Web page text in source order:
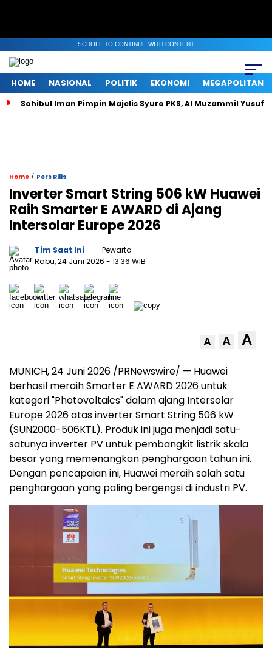
SCROLL TO CONTINUE WITH CONTENT
HOME NASIONAL POLITIK EKONOMI MEGAPOLITAN
Iman Pimpin Majelis Syuro PKS, Al Muzammil Yusuf Resmi
Home / Pers Rilis
Inverter Smart String 506 kW Huawei
Raih Smarter E AWARD di Ajang
Intersolar Europe 2026
Tim Saat Ini
- Pewarta
Rabu, 24 Juni 2026 - 13:36 WIB
A A A
MUNICH, 24 Juni 2026 /PRNewswire/ — Huawei
berhasil meraih Smarter E AWARD 2026 untuk
kategori "Photovoltaics" dalam ajang Intersolar
Europe 2026 atas inverter Smart String 506 kW
(SUN2000-506KTL). Produk ini juga menjadi satu-
satunya inverter PV untuk pembangkit listrik skala
besar yang memenangkan penghargaan tahun ini.
Dengan pencapaian ini, Huawei meraih salah satu
penghargaan yang paling bergengsi di industri PV.